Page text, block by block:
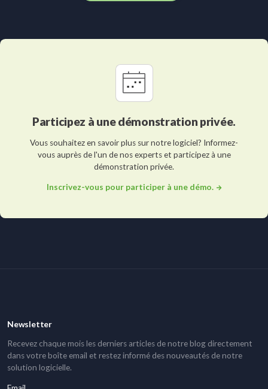
Participez à une démonstration privée.
Vous souhaitez en savoir plus sur notre logiciel? Informez-
vous auprès de l'un de nos experts et participez à une
démonstration privée.
Inscrivez-vous pour participer à une démo.
Newsletter
Recevez chaque mois les derniers articles de notre blog directement
dans votre boîte email et restez informé des nouveautés de notre
solution logicielle.